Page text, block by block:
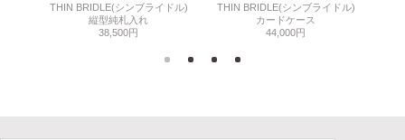
THIN BRIDLE(シンブライドル)
縦型純札入れ
38,500円
THIN BRIDLE(シンブライドル)
カードケース
44,000円